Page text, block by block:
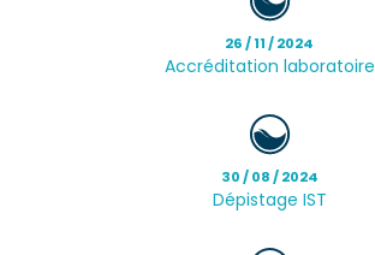
26 / 11 / 2024
Accréditation laboratoire
30 / 08 / 2024
Dépistage IST